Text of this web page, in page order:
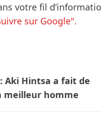
votre fil
sur Google".
Aki Hintsa a fait de
meilleur homme